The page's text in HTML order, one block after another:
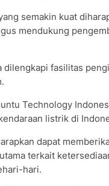
semakin kuat
mendukung
dilengkapi fasilitas
Technology
listrik di
dapat
terkait
hari.